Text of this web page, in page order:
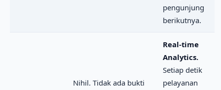
pengunjung
berikutnya.
Nihil. Tidak ada bukti
Real-time
Analytics.
Setiap detik
pelayanan